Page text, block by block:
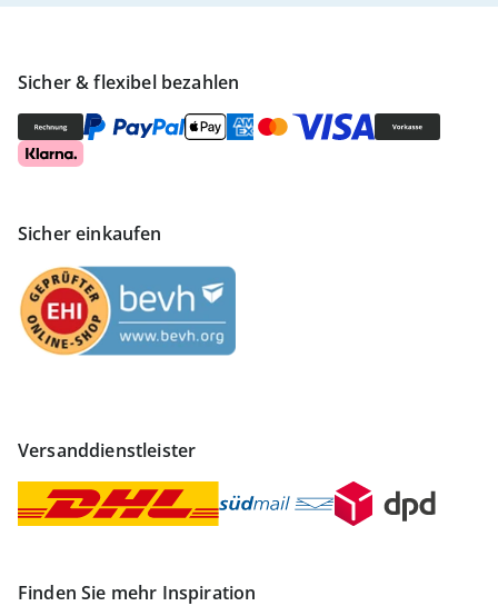
Sicher & flexibel bezahlen
Sicher einkaufen
Versanddienstleister
Finden Sie mehr Inspiration